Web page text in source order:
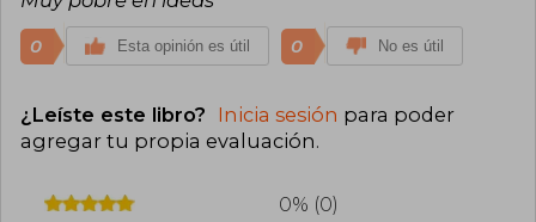
0 Esta opinión es útil 0 No es útil
¿Leíste este libro? Inicia sesión para poder
agregar tu propia evaluación.
0% (0)